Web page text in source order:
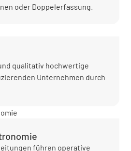
oder Doppelerfassung.
qualitativ hochwertige
Unternehmen durch
führen operative